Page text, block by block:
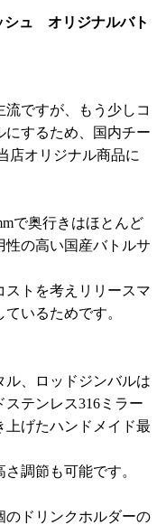
シュ オリジナルバト
ですが、もう少しコ
にするため、国内チー
店オリジナル商品に
で奥行きはほとんど
の高い国産バトルサ
ストを考えリリースマ
いるためです。
ル、ロッドジンバルは
テンレス316ミラー
上げたハンドメイド最
調節も可能です。
のドリンクホルダーの